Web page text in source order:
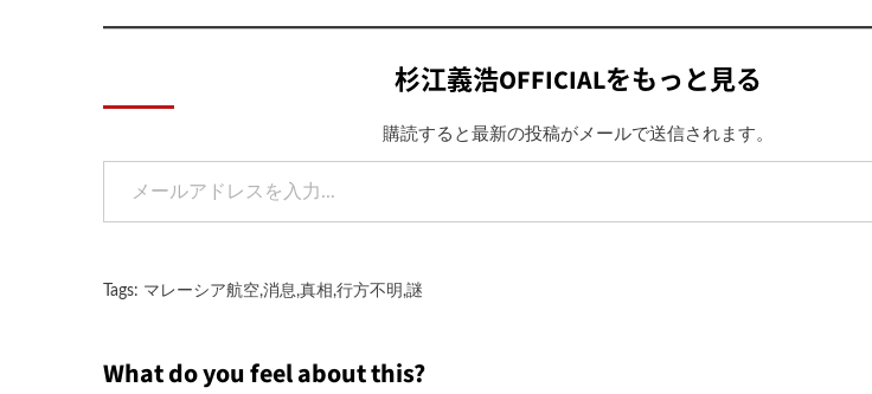
杉江義浩OFFICIALをもっと見る
購読すると最新の投稿がメールで送信されます。
メールアドレスを入力...
Tags: マレーシア航空,消息 ,真相 ,行方不明 ,謎
What do you feel about this?